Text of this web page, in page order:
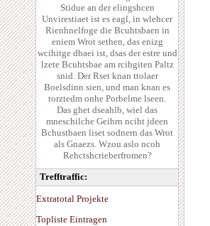
Stidue an der elingshcen
Unvirestiaet ist es eagl, in wlehcer
Rienhnelfoge die Bcuhtsbaen in
eniem Wrot sethen, das enizg
wcihitge dbaei ist, dsas der estre und
lzete Bcuhtsbae am rcihgiten Paltz
snid. Der Rset knan ttolaer
Boelsdinn sien, und man knan es
torztedm onhe Porbelme lseen.
Das ghet dseahlb, wiel das
mneschilche Geihrn nciht jdeen
Bchustbaen liset sodnern das Wrot
als Gnaezs. Wzou aslo ncoh
Rehctshcrieberfromen?
Trefftraffic:
Extratotal Projekte
Topliste Eintragen